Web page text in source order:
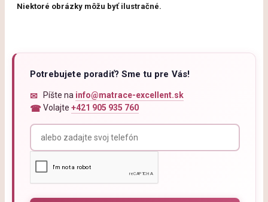
Niektoré obrázky môžu byť ilustračné.
Potrebujete poradiť? Sme tu pre Vás!
Píšte na info@matrace-excellent.sk
Volajte +421 905 935 760